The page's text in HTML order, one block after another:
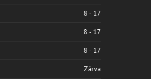
8 - 17
8 - 17
8 - 17
Zárva